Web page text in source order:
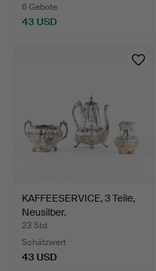
6 Gebote
43 USD
KAFFEESERVICE, 3 Teile,
Neusilber.
23 Std
Schätzwert
43 USD